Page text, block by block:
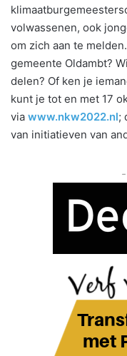
volwassenen, ook
om zich aan te
gemeente Oldambt?
delen? Of ken je
kunt je tot en met 17
via www.nkw2022.nl;
van initiatieven van